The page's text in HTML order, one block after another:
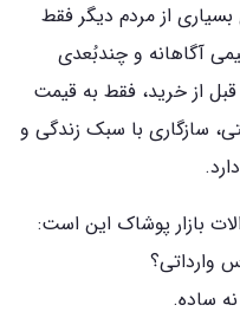
از مردم دیگر فقط
آگاهانه و چندبُعدی
از خرید، فقط به قیمت
سازگاری با سبک زندگی و
بازار پوشاک این است:
وارداتی؟
ساده.